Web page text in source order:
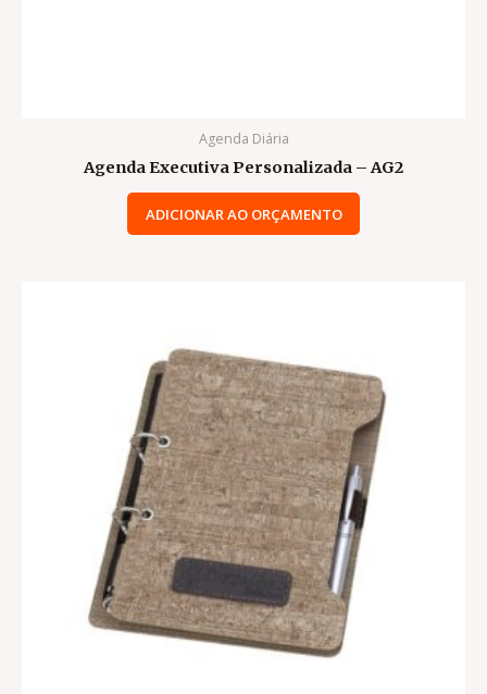
Agenda Diária
Agenda Executiva Personalizada – AG2
ADICIONAR AO ORÇAMENTO